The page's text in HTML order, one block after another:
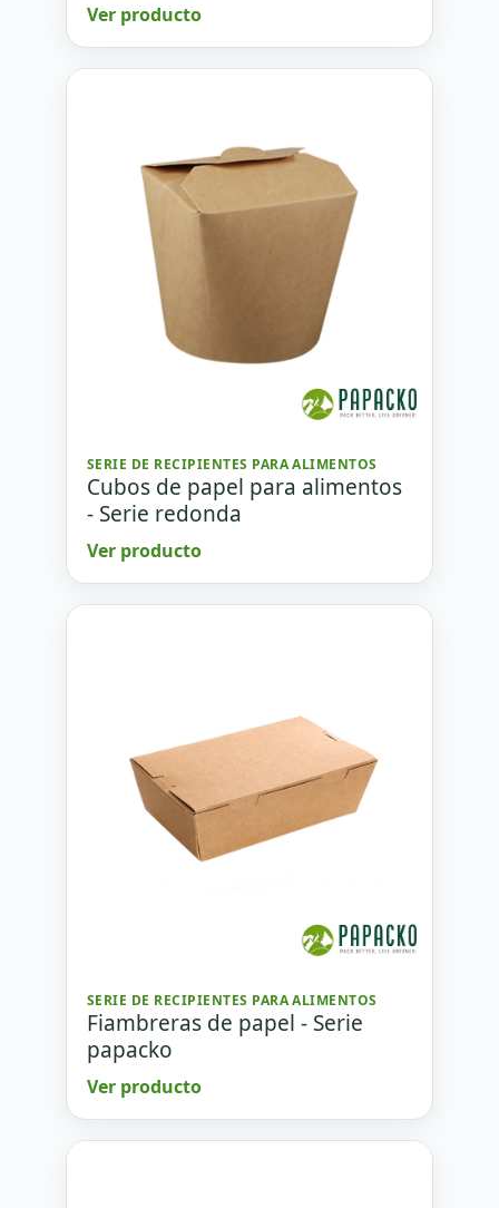
Ver producto
SERIE DE RECIPIENTES PARA ALIMENTOS
Cubos de papel para alimentos
- Serie redonda
Ver producto
SERIE DE RECIPIENTES PARA ALIMENTOS
Fiambreras de papel - Serie
papacko
Ver producto